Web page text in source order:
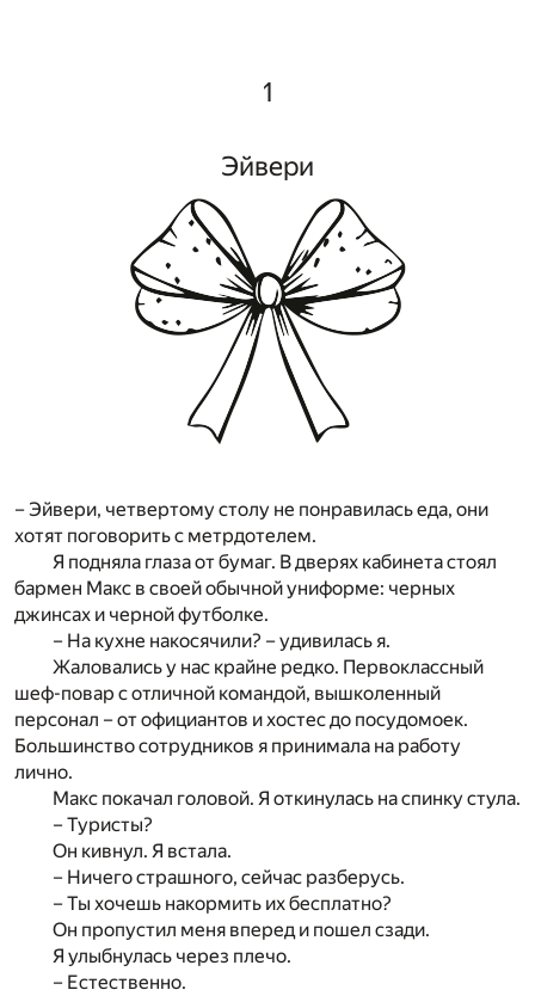
1
Эйвери
– Эйвери, четвертому столу не понравилась еда, они
хотят поговорить с метрдотелем.
Я подняла глаза от бумаг. В дверях кабинета стоял
бармен Макс в своей обычной униформе: черных
джинсах и черной футболке.
– На кухне накосячили? – удивилась я.
Жаловались у нас крайне редко. Первоклассный
шеф-повар с отличной командой, вышколенный
персонал – от официантов и хостес до посудомоек.
Большинство сотрудников я принимала на работу
лично.
Макс покачал головой. Я откинулась на спинку стула.
– Туристы?
Он кивнул. Я встала.
– Ничего страшного, сейчас разберусь.
– Ты хочешь накормить их бесплатно?
Он пропустил меня вперед и пошел сзади.
Я улыбнулась через плечо.
– Естественно.